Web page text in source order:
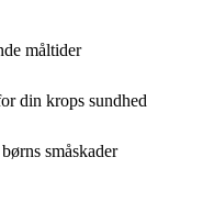
måltider
din krops sundhed
småskader